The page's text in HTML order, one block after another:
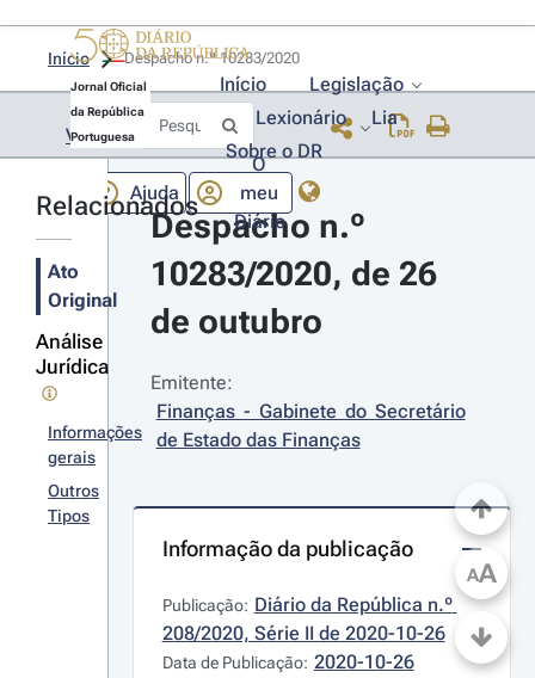
Jornal Oficial
da República
Portuguesa
Início
Legislação
Lexionário
Lia
Sobre o DR
Ajuda
O
meu
Diário
Início
Voltar
Relacionados
Ato
Original
Análise
Jurídica
Informações
gerais
Outros
Tipos
Despacho n.º
10283/2020, de 26
de outubro
Emitente:
Finanças - Gabinete do Secretário
de Estado das Finanças
Informação da publicação
Publicação: Diário da República n.º
208/2020, Série II de 2020-10-26
Data de Publicação: 2020-10-26
AA